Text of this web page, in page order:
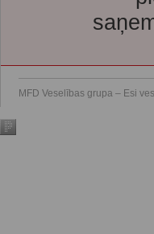
MFD Veselības grupa – Esi